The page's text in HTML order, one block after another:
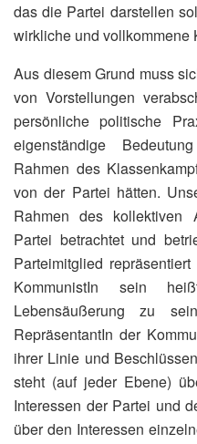
das die Partei darstellen
wirkliche und vollkommene
Aus diesem Grund muss
von Vorstellungen
persönliche politische
eigenständige
Rahmen des
von der Partei hätten.
Rahmen des kollektiven
Partei betrachtet und
Parteimitglied
KommunistIn sein
Lebensäußerung zu
RepräsentantIn der
ihrer Linie und
steht (auf jeder Ebene)
Interessen der Partei und
über den Interessen